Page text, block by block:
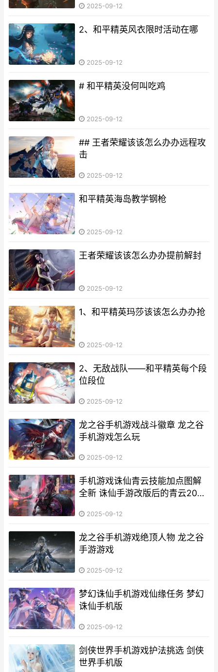
2025-09-12
2、和平精英风衣限时活动在哪
2025-09-12
# 和平精英没何叫吃鸡
2025-09-12
## 王者荣耀该该怎么办办远程攻
击
2025-09-12
和平精英海岛教学钢枪
2025-09-12
王者荣耀该该怎么办办提前解封
2025-09-12
1、和平精英玛莎该该怎么办办抢
2025-09-12
2、无敌战队——和平精英每个段
位段位
2025-09-12
龙之谷手机游戏战斗徽章 龙之谷
手机游戏怎么玩
2025-09-12
手机游戏诛仙青云技能加点图解
全新 诛仙手游改版后的青云2021
2025-09-12
龙之谷手机游戏绝顶人物 龙之谷
手游游戏
2025-09-12
梦幻诛仙手机游戏仙缘任务 梦幻
诛仙手机版
2025-09-12
剑侠世界手机游戏护法挑选 剑侠
世界手机版